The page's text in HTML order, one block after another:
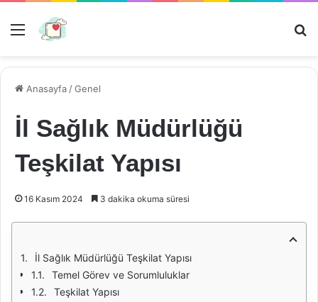
Menü
Anasayfa /Genel
İl Sağlık Müdürlüğü
Teşkilat Yapısı
16 Kasım 2024 3 dakika okuma süresi
İl Sağlık Müdürlüğü Teşkilat Yapısı
Temel Görev ve Sorumluluklar
Teşkilat Yapısı